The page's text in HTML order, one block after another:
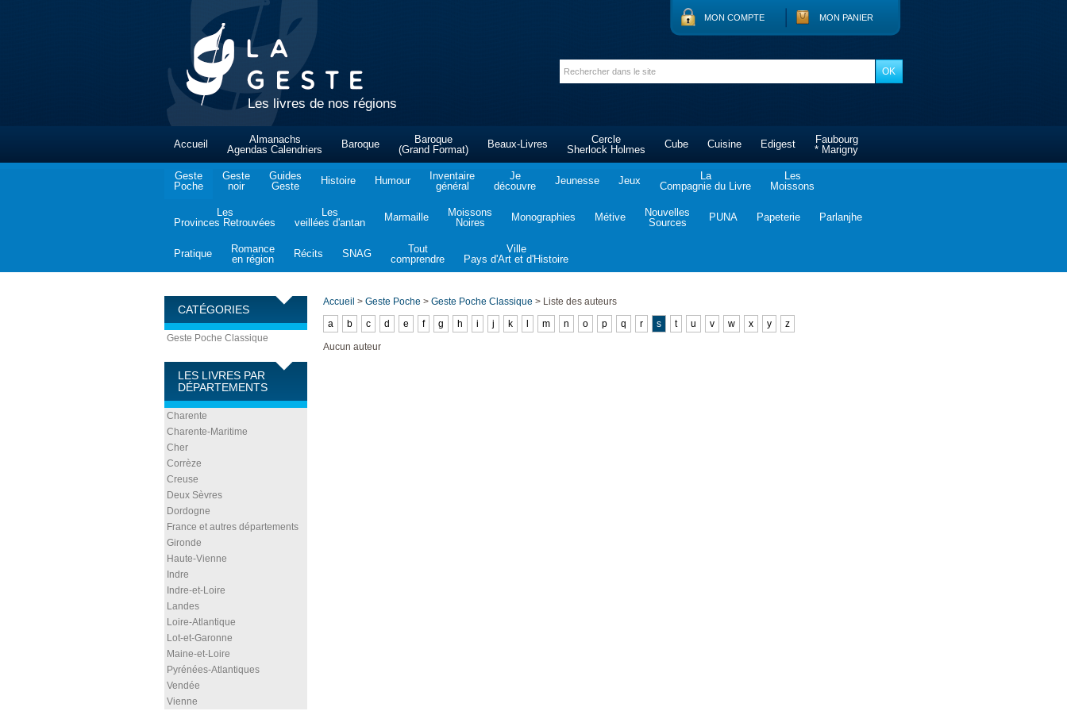
Les livres de nos régions
MON COMPTE MON PANIER
Accueil
Almanachs
Agendas Calendriers
Baroque
Baroque
(Grand Format)
Beaux-Livres
Cercle
Sherlock Holmes
Cube Cuisine Edigest
Faubourg
* Marigny
Geste
Poche
Geste
noir
Guides
Geste
Histoire Humour
Inventaire
général
Je
découvre
Jeunesse Jeux
La
Compagnie du Livre
Les
Moissons
Les
Provinces Retrouvées
Les
veillées d'antan
Marmaille
Moissons
Noires
Monographies Métive
Nouvelles
Sources
PUNA Papeterie Parlanjhe
Pratique
Romance
en région
Récits SNAG
Tout
comprendre
Ville
Pays d'Art et d'Histoire
CATÉGORIES
Geste Poche Classique
LES LIVRES PAR
DÉPARTEMENTS
Charente
Charente-Maritime
Cher
Corrèze
Creuse
Deux Sèvres
Dordogne
France et autres départements
Gironde
Haute-Vienne
Indre
Indre-et-Loire
Landes
Loire-Atlantique
Lot-et-Garonne
Maine-et-Loire
Pyrénées-Atlantiques
Vendée
Vienne
Accueil > Geste Poche > Geste Poche Classique > Liste des auteurs
a
b c d e f g h i j k m n o p q r s t u v w x y z
Aucun auteur